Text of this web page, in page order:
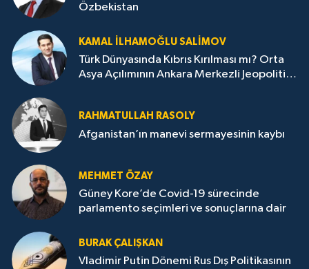
Özbekistan
KAMAL İLHAMOĞLU SALIMOV
Türk Dünyasında Kıbrıs Kırılması mı? Orta
Asya Açılımının Ankara Merkezli Jeopolitik
RAHMATULLAH RASOLY
Afganistan’ın manevi sermayesinin kaybı
MEHMET ÖZAY
Güney Kore’de Covid-19 sürecinde
parlamento seçimleri ve sonuçlarına dair
BURAK ÇALIŞKAN
Vladimir Putin Dönemi Rus Dış Politikasının